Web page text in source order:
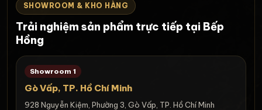
SHOWROOM & KHO HÀNG
Trải nghiệm sản phẩm trực tiếp tại Bếp
Hồng
Showroom 1
Gò Vấp, TP. Hồ Chí Minh
928 Nguyễn Kiệm, Phường 3, Gò Vấp, TP. Hồ Chí Minh